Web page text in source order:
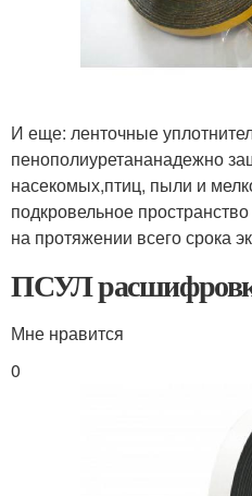
И еще: ленточные
пенополиуретананадежно
насекомых,птиц, пыли и
подкровельное
на протяжении всего срока
ПСУЛ
Мне нравится
0